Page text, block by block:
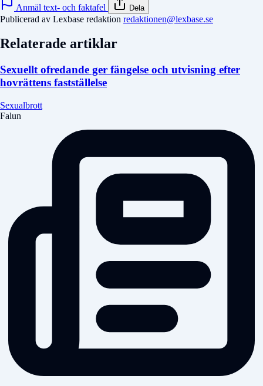
Anmäl text- och faktafel Dela
Publicerad av Lexbase redaktion redaktionen@lexbase.se
Relaterade artiklar
Sexuellt ofredande ger fängelse och utvisning efter
hovrättens fastställelse
Sexualbrott
Falun